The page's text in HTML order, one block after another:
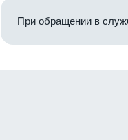
При обращении в